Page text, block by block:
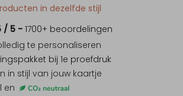
in dezelfde stijl
/ 5 - 1700+ beoordelingen
te personaliseren
bij 1e proefdruk
in stijl van jouw kaartje
en